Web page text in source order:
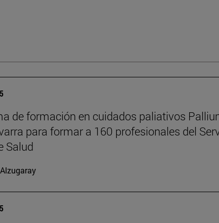
de formación en cuidados paliativos
para formar a 160 profesionales del
Salud